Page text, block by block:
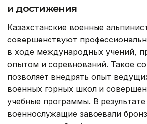
и достижения
Казахстанские военные
совершенствуют
в ходе международных учений,
опытом и соревнований. Такое
позволяет внедрять опыт
военных горных школ и
учебные программы. В результате
военнослужащие завоевали